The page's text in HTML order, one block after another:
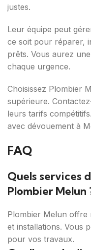
justes.
Leur équipe peut
ce soit pour réparer,
prêts. Vous aurez
chaque urgence.
Choisissez Plombier
supérieure.
leurs tarifs
avec dévouement à
FAQ
Quels services
Plombier Melun
Plombier Melun offre
et installations. Vous
pour vos travaux.